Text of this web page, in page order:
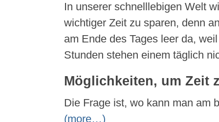
In unserer schnelllebigen Welt
wichtiger Zeit zu sparen, denn
am Ende des Tages leer da,
Stunden stehen einem täglich
Möglichkeiten, um Zeit
Die Frage ist, wo kann man am
(more…)